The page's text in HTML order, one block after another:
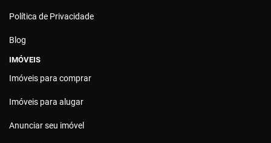
Política de Privacidade
Blog
IMÓVEIS
Imóveis para comprar
Imóveis para alugar
Anunciar seu imóvel